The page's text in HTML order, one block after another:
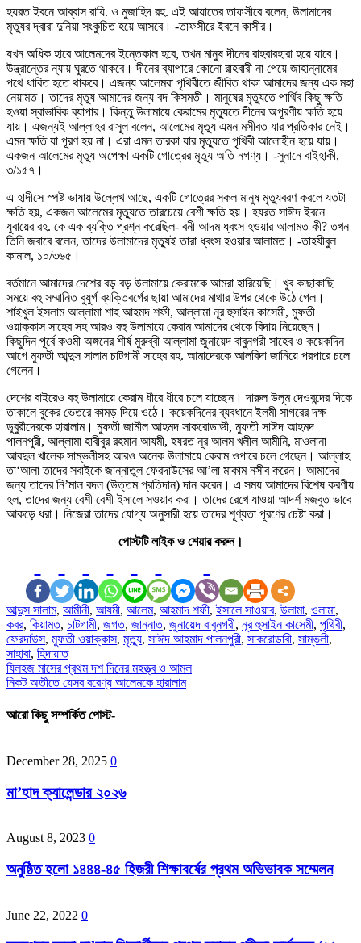
হযরত ইবনে আব্বাস রাযি. ও মুজাহিদ রহ. এই আয়াতের তাফসীরে বলেন, উলামাদের
মৃত্যুর দ্বারা দুনিয়া সংকুচিত হয়ে আসবে। -তাফসীরে ইবনে কাসীর।
যখন অধিক হারে আলেমদের ইন্তেকাল হবে, তখন মানুষ দীনের রাহবারহারা হয়ে যাবে।
উদ্ভ্রান্তের ন্যায় ঘুরতে থাকবে। দীনের ব্যাপারে কোনো রাহবারী না পেয়ে জাহান্নামের
পথে ধাবিত হতে থাকবে। এজন্য আলেমরা পৃথিবীতে জীবিত থাকা আমাদের জন্য এক মহা
নেয়ামত। তাদের মৃত্যু আমাদের জন্য বদ কিসমতী। মানুষের মৃত্যুতে পার্থিব কিছু ক্ষতি
হওয়া স্বাভাবিক ব্যাপার। কিন্তু উলামায়ে কেরামের মৃত্যুতে দীনের অপূরণীয় ক্ষতি হয়ে
যায়। এজন্যই আল্লাহর রাসূল বলেন, আলেমের মৃত্যু এমন মসীবত যার প্রতিকার নেই।
এমন ক্ষতি যা পূরণ হয় না। এরা এমন তারকা যার মৃত্যুতে পৃথিবী আলোহীন হয়ে যায়।
একজন আলেমের মৃত্যু অপেক্ষা একটি গোত্রের মৃত্যু অতি নগণ্য। -সুনানে বাইহাকী,
৩/১৫৭।
এ হাদীসে স্পষ্ট ভাষায় উল্লেখ আছে, একটি গোত্রের সকল মানুষ মৃত্যুবরণ করলে যতটা
ক্ষতি হয়, একজন আলেমের মৃত্যুতে তারচেয়ে বেশী ক্ষতি হয়। হযরত সাঈদ ইবনে
যুবায়ের রহ. কে এক ব্যক্তি প্রশ্ন করেছিল- বনী আদম ধ্বংস হওয়ার আলামত কী? তখন
তিনি জবাবে বলেন, তাদের উলামাদের মৃত্যুই তারা ধ্বংস হওয়ার আলামত। -তাহযীবুল
কামাল, ১০/৩৬৫।
বর্তমানে আমাদের দেশের বড় বড় উলামায়ে কেরামকে আমরা হারিয়েছি। খুব কাছাকাছি
সময়ে বহু সম্মানিত বুযুর্গ ব্যক্তিবর্গের ছায়া আমাদের মাথার উপর থেকে উঠে গেল।
শাইখুল ইসলাম আল্লামা শাহ আহমদ শফী, আল্লামা নূর হুসাইন কাসেমী, মুফতী
ওয়াক্কাস সাহেব সহ আরও বহু উলামায়ে কেরাম আমাদের থেকে বিদায় নিয়েছেন।
কিছুদিন পূর্বে কওমী অঙ্গনের শীর্ষ মুরুব্বী আল্লামা জুনায়েদ বাবুনগরী সাহেব ও কয়েকদিন
আগে মুফতী আব্দুস সালাম চাটগামী সাহেব রহ. আমাদেরকে আলবিদা জানিয়ে পরপারে চলে
গেলেন।
দেশের বাইরেও বহু উলামায়ে কেরাম ধীরে ধীরে চলে যাচ্ছেন। দারুল উলূম দেওবন্দের দিকে
তাকালে বুকের ভেতরে কামড় দিয়ে ওঠে। কয়েকদিনের ব্যবধানে ইলমী সাগরের দক্ষ
ডুবুরীদেরকে হারালাম। মুফতী জামীল আহমদ সাকরোডাভী, মুফতী সাঈদ আহমদ
পালনপুরী, আল্লামা হাবীবুর রহমান আযমী, হযরত নূর আলম খলীল আমীনি, মাওলানা
আবদুল খালেক সাম্ভলীসহ আরও অনেক উলামায়ে কেরাম ওপারে চলে গেছেন। আল্লাহ
তা‘আলা তাদের সবাইকে জান্নাতুল ফেরদাউসের আ’লা মাকাম নসীব করেন। আমাদের
জন্য তাদের নি’মাল বদল (উত্তম প্রতিদান) দান করেন। এ সময় আমাদের বিশেষ করণীয়
হল, তাদের জন্য বেশী বেশী ইসালে সওয়াব করা। তাদের রেখে যাওয়া আদর্শ মজবুত ভাবে
আকড়ে ধরা। নিজেরা তাদের যোগ্য অনুসারী হয়ে তাদের শূণ্যতা পূরণের চেষ্টা করা।
পোস্টটি লাইক ও শেয়ার করুন।
আব্দুস সালাম, আমীনী, আযমী, আলেম, আহমাদ শফী,ইসালে সাওয়াব, উলামা, ওলামা,
কবর, কিয়ামত, চাটগামী, জগত, জান্নাত, জুনায়েদ বাবুনগরী, নূর হুসাইন কাসেমী, পৃথিবী,
ফেরদাউস, মুফতী ওয়াক্কাস, মৃত্যু, সাঈদ আহমাদ পালনপুরী, সাকরোডাবী, সাম্ভলী,
সাহাবা, হিদায়াত
Post
navigation
যিলহজ মাসের প্রথম দশ দিনের মহত্ত্ব ও আমল
নিকট অতীতে যেসব বরেণ্য আলেমকে হারালাম
আরো কিছু সম্পর্কিত পোস্ট-
December 28, 2025 0
মা’হাদ ক্যালেন্ডার ২০২৬
August 8, 2023 0
অনুষ্ঠিত হলো ১৪৪৪-৪৫ হিজরী শিক্ষাবর্ষের প্রথম অভিভাবক সম্মেলন
June 22, 2022 0